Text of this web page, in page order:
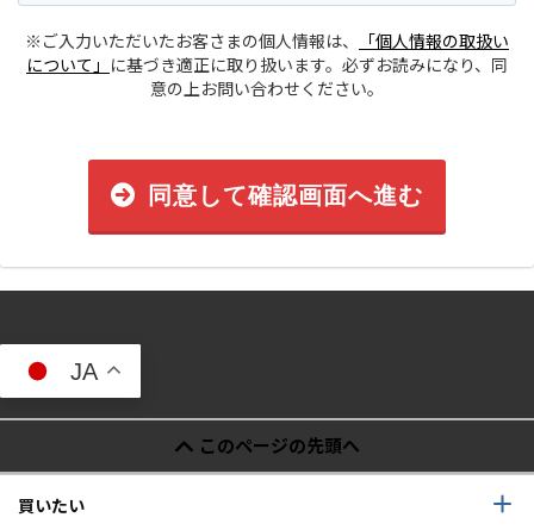
※ご入力いただいたお客さまの個人情報は、
「個人情報の取扱い
について」 に基づき適正に取り扱います。必ずお読みになり、同
意の上お問い合わせください。
同意して確認画面へ進む
JA
このページの先頭へ
買いたい